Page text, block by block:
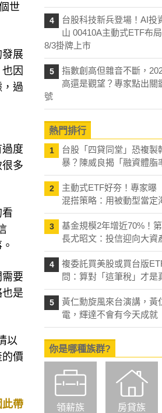
世
展
因
，過
度
多
要
是
以
價
此帶
4
台股科技新兵登場！AI投
山 00410A主動式ETF布
8/3掛牌上市
5
指數創高但雜音不斷，
高還是觀望？專家點出關
號
熱門排行
1
台股「四貸同堂」恐複製
暴？陳威良揭「融資體脂
2
主動式ETF好夯！專家曝
混搭策略：用被動型當定
3
基金規模2年增近70%！
長尤昭文：投信迎向大資
4
複委託買美股或買台版
問：算對「這筆稅」才是
5
黃仁勳旋風來台演講，黃
電，輝達不會有今天成就
你是哪種族群?
領薪族 房貸族